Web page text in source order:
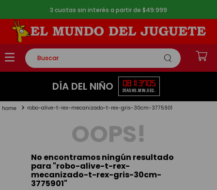
3 cuotas sin interés a partir de $49.999
Buscar
TÉRMINOS MÁS BUSCADOS
2.
lego
toy story
DÍA DEL NIÑO 08
DÍAS
11
HS.
37
MIN.
04
SEG.
robo-alive-t-rex-mecanizado-t-rex-gris-30cm-3775901
OOPS!
No encontramos ningún resultado
para "robo-alive-t-rex-
mecanizado-t-rex-gris-30cm-
3775901"